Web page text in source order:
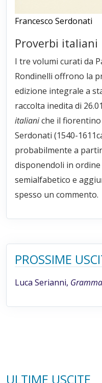
Francesco Serdonati
Proverbi italiani
I tre volumi curati da
Rondinelli offrono la
edizione integrale a
raccolta inedita di
italianiche il fiorentino
Serdonati (1540-
probabilmente a
disponendoli in ordine
semialfabetico e
spesso un commento.
PROSSIME
Luca Serianni,
ULTIME USCITE